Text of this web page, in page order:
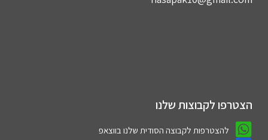
הצטרפו לקבוצות שלנו
להצטרפות לקבוצה הסודית שלנו בווצאפ